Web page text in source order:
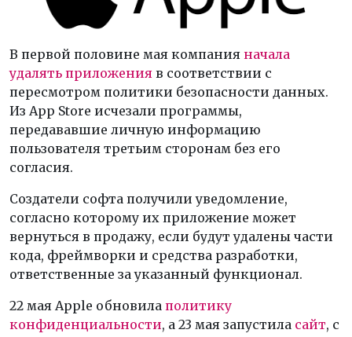
В первой половине мая компания начала
удалять приложения в соответствии с
пересмотром политики безопасности данных.
Из App Store исчезали программы,
передававшие личную информацию
пользователя третьим сторонам без его
согласия.
Создатели софта получили уведомление,
согласно которому их приложение может
вернуться в продажу, если будут удалены части
кода, фреймворки и cредства разработки,
ответственные за указанный функционал.
22 мая Apple обновила политику
конфиденциальности, а 23 мая запустила сайт, с